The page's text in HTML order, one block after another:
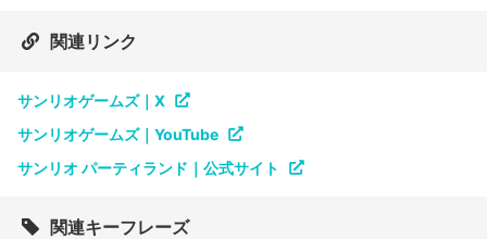
関連リンク
サンリオゲームズ｜X
サンリオゲームズ｜YouTube
サンリオ パーティランド｜公式サイト
関連キーフレーズ